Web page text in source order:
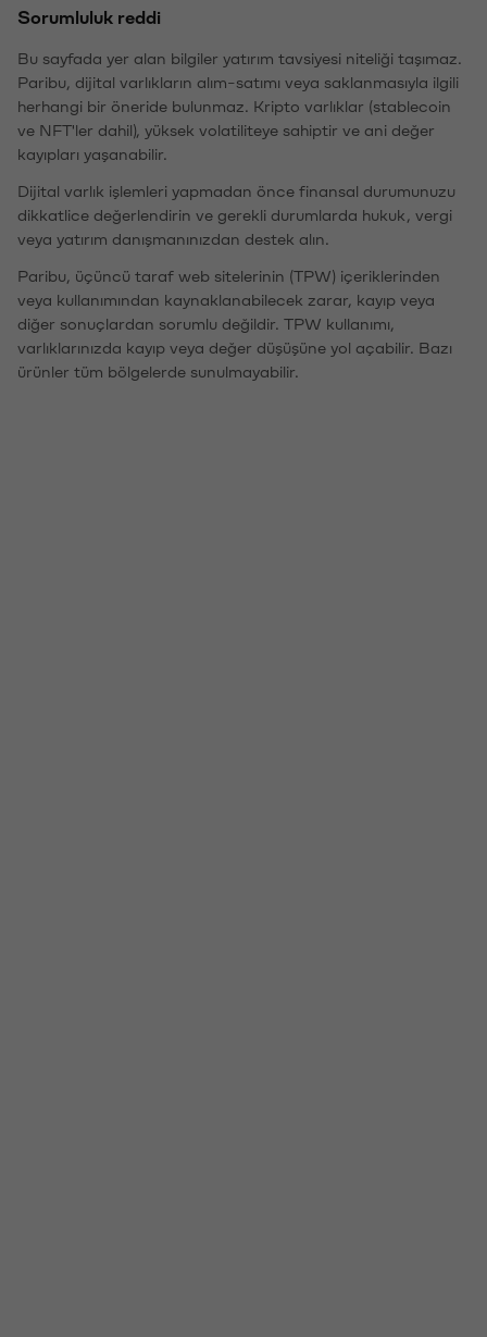
Sorumluluk reddi
Bu sayfada yer alan bilgiler yatırım tavsiyesi niteliği taşımaz.
Paribu, dijital varlıkların alım-satımı veya saklanmasıyla ilgili
herhangi bir öneride bulunmaz. Kripto varlıklar (stablecoin
ve NFT'ler dahil), yüksek volatiliteye sahiptir ve ani değer
kayıpları yaşanabilir.
Dijital varlık işlemleri yapmadan önce finansal durumunuzu
dikkatlice değerlendirin ve gerekli durumlarda hukuk, vergi
veya yatırım danışmanınızdan destek alın.
Paribu, üçüncü taraf web sitelerinin (TPW) içeriklerinden
veya kullanımından kaynaklanabilecek zarar, kayıp veya
diğer sonuçlardan sorumlu değildir. TPW kullanımı,
varlıklarınızda kayıp veya değer düşüşüne yol açabilir. Bazı
ürünler tüm bölgelerde sunulmayabilir.